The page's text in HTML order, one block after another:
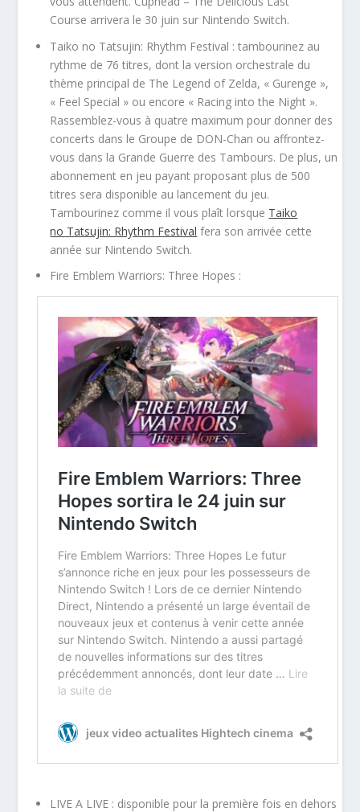
Course arrivera le 30 juin sur Nintendo Switch.
Taiko no Tatsujin: Rhythm Festival : tambourinez au
rythme de 76 titres, dont la version orchestrale du
thème principal de The Legend of Zelda, « Gurenge »,
« Feel Special » ou encore « Racing into the Night ».
Rassemblez-vous à quatre maximum pour donner des
concerts dans le Groupe de DON-Chan ou affrontez-
vous dans la Grande Guerre des Tambours. De plus, un
abonnement en jeu payant proposant plus de 500
titres sera disponible au lancement du jeu.
Tambourinez comme il vous plaît lorsque Taiko
no Tatsujin: Rhythm Festival fera son arrivée cette
année sur Nintendo Switch.
Fire Emblem Warriors: Three Hopes :
LIVE A LIVE : disponible pour la première fois en dehors